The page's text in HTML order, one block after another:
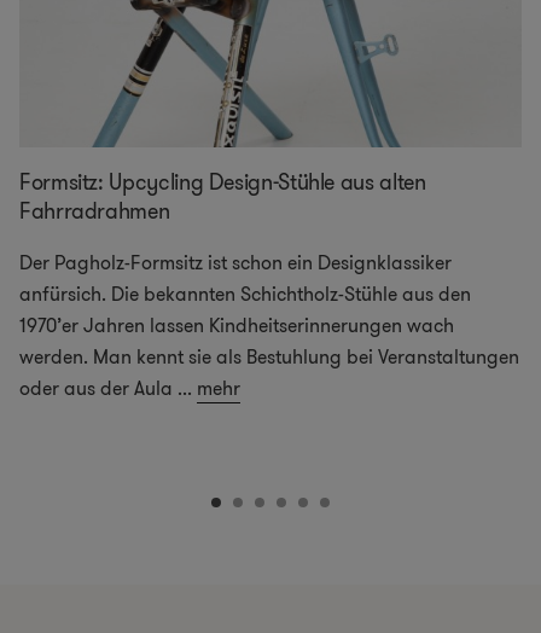
Formsitz: Upcycling Design-Stühle aus alten
Fahrradrahmen
Der Pagholz-Formsitz ist schon ein Designklassiker
anfürsich. Die bekannten Schichtholz-Stühle aus den
1970’er Jahren lassen Kindheitserinnerungen wach
werden. Man kennt sie als Bestuhlung bei Veranstaltungen
oder aus der Aula ... mehr